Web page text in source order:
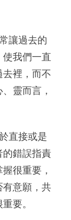
讓過去的
我們一直
裡，而不
靈而言，
直接或是
的錯誤指責
很重要，
有意願，共
要。